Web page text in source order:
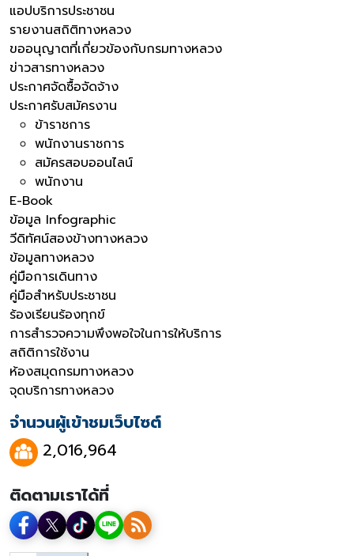
แอปบริการประชาชน
รายงานสถิติทางหลวง
ขออนุญาตที่เกี่ยวข้องกับกรมทางหลวง
ข่าวสารทางหลวง
ประกาศจัดซื้อจัดจ้าง
ประกาศรับสมัครงาน
ข้าราชการ
พนักงานราชการ
สมัครสอบออนไลน์
พนักงาน
E-Book
ข้อมูล Infographic
วีดิทัศน์สองข้างทางหลวง
ข้อมูลทางหลวง
คู่มือการเดินทาง
คู่มือสำหรับประชาชน
ร้องเรียนร้องทุกข์
การสำรวจความพึงพอใจในการให้บริการ
สถิติการใช้งาน
ห้องสมุดกรมทางหลวง
จุดบริการทางหลวง
จำนวนผู้เข้าชมเว็บไซต์
2,016,964
ติดตามเราได้ที่